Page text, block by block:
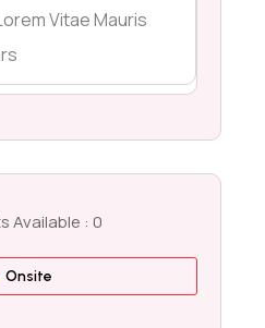
Available : 0
Onsite
Vitae Mauris